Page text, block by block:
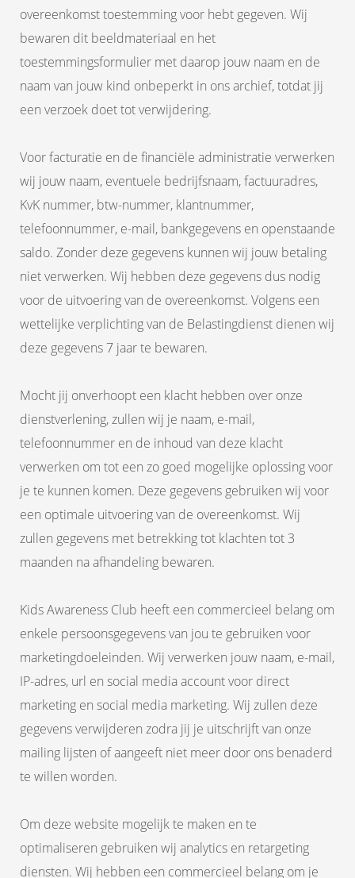
overeenkomst toestemming voor hebt gegeven. Wij
bewaren dit beeldmateriaal en het
toestemmingsformulier met daarop jouw naam en de
naam van jouw kind onbeperkt in ons archief, totdat jij
een verzoek doet tot verwijdering.
Voor facturatie en de financiële administratie verwerken
wij jouw naam, eventuele bedrijfsnaam, factuuradres,
KvK nummer, btw-nummer, klantnummer,
telefoonnummer, e-mail, bankgegevens en openstaande
saldo. Zonder deze gegevens kunnen wij jouw betaling
niet verwerken. Wij hebben deze gegevens dus nodig
voor de uitvoering van de overeenkomst. Volgens een
wettelijke verplichting van de Belastingdienst dienen wij
deze gegevens 7 jaar te bewaren.
Mocht jij onverhoopt een klacht hebben over onze
dienstverlening, zullen wij je naam, e-mail,
telefoonnummer en de inhoud van deze klacht
verwerken om tot een zo goed mogelijke oplossing voor
je te kunnen komen. Deze gegevens gebruiken wij voor
een optimale uitvoering van de overeenkomst. Wij
zullen gegevens met betrekking tot klachten tot 3
maanden na afhandeling bewaren.
Kids Awareness Club heeft een commercieel belang om
enkele persoonsgegevens van jou te gebruiken voor
marketingdoeleinden. Wij verwerken jouw naam, e-mail,
IP-adres, url en social media account voor direct
marketing en social media marketing. Wij zullen deze
gegevens verwijderen zodra jij je uitschrijft van onze
mailing lijsten of aangeeft niet meer door ons benaderd
te willen worden.
Om deze website mogelijk te maken en te
optimaliseren gebruiken wij analytics en retargeting
diensten. Wij hebben een commercieel belang om je